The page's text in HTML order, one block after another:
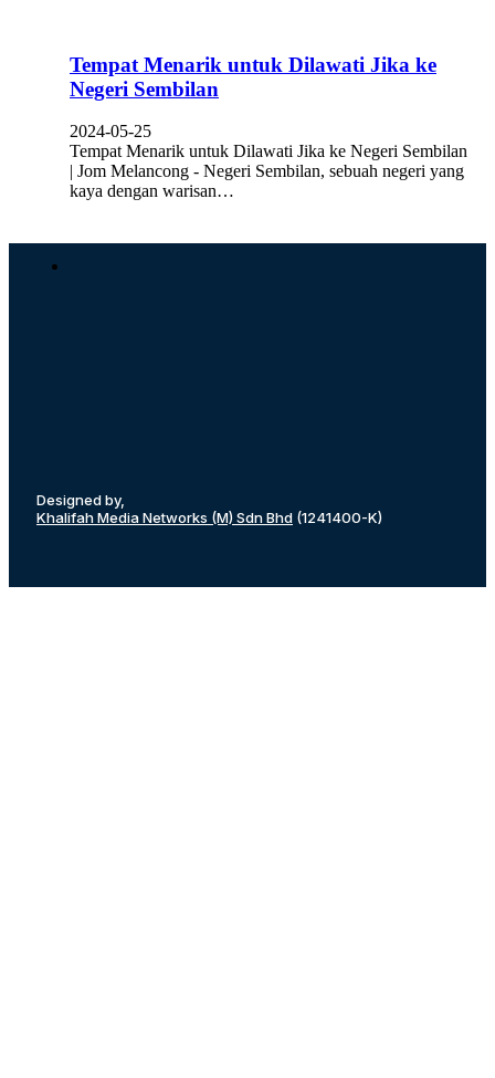
Tempat Menarik untuk Dilawati Jika ke
Negeri Sembilan
2024-05-25
Tempat Menarik untuk Dilawati Jika ke Negeri Sembilan
| Jom Melancong - Negeri Sembilan, sebuah negeri yang
kaya dengan warisan…
Designed by,
Khalifah Media Networks (M) Sdn Bhd (1241400-K)